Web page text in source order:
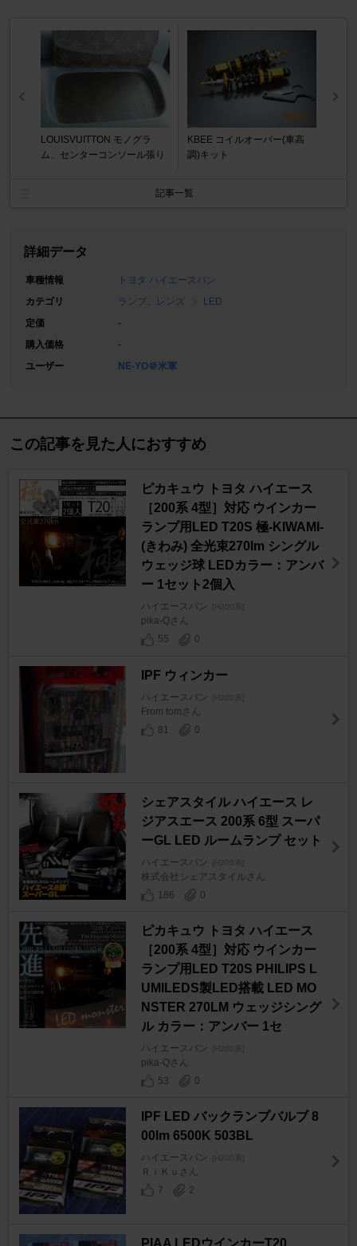
LOUISVUITTON モノグラ
ム、センターコンソール張り
KBEE コイルオーバー(車高
調)キット
記事一覧
詳細データ
車種情報
トヨタ ハイエースバン
カテゴリ
ランプ、レンズ
LED
定価
-
購入価格
-
ユーザー
NE-YO＠米軍
この記事を見た人におすすめ
ピカキュウ トヨタ ハイエース
［200系 4型］対応 ウインカー
ランプ用LED T20S 極-KIWAMI-
(きわみ) 全光束270lm シングル
ウェッジ球 LEDカラー：アンバ
ー 1セット2個入
ハイエースバン [H200系]
pika-Qさん
55
0
IPF ウィンカー
ハイエースバン [H200系]
From tomさん
81
0
シェアスタイル ハイエース レ
ジアスエース 200系 6型 スーパ
ーGL LED ルームランプ セット
ハイエースバン [H200系]
株式会社シェアスタイルさん
186
0
ピカキュウ トヨタ ハイエース
［200系 4型］対応 ウインカー
ランプ用LED T20S PHILIPS L
UMILEDS製LED搭載 LED MO
NSTER 270LM ウェッジシング
ル カラー：アンバー 1セ
ハイエースバン [H200系]
pika-Qさん
53
0
IPF LED バックランプバルブ 8
00lm 6500K 503BL
ハイエースバン [H200系]
ＲｉＫｕさん
7
2